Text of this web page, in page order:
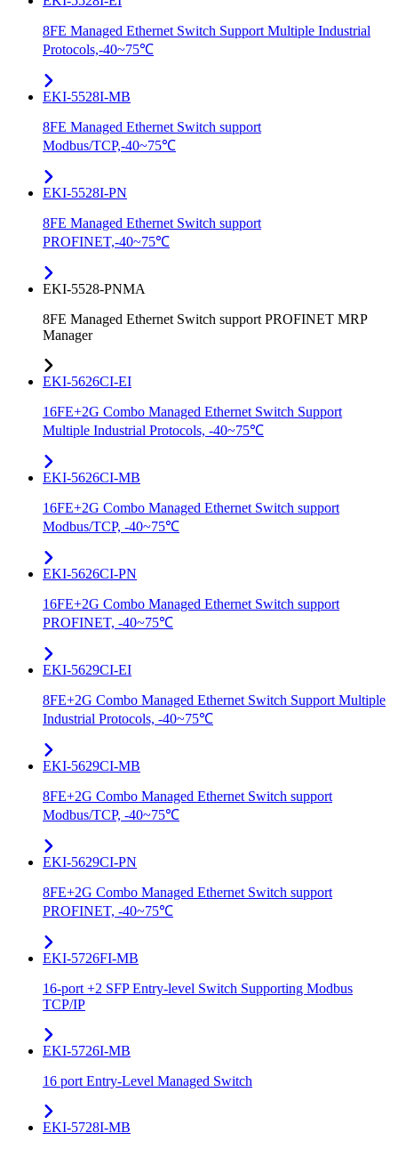
8FE Managed Ethernet Switch Support Multiple Industrial
Protocols,-40~75℃
EKI-5528I-MB
8FE Managed Ethernet Switch support
Modbus/TCP,-40~75℃
EKI-5528I-PN
8FE Managed Ethernet Switch support
PROFINET,-40~75℃
EKI-5528-PNMA
8FE Managed Ethernet Switch support PROFINET MRP
Manager
EKI-5626CI-EI
16FE+2G Combo Managed Ethernet Switch Support
Multiple Industrial Protocols, -40~75℃
EKI-5626CI-MB
16FE+2G Combo Managed Ethernet Switch support
Modbus/TCP, -40~75℃
EKI-5626CI-PN
16FE+2G Combo Managed Ethernet Switch support
PROFINET, -40~75℃
EKI-5629CI-EI
8FE+2G Combo Managed Ethernet Switch Support Multiple
Industrial Protocols, -40~75℃
EKI-5629CI-MB
8FE+2G Combo Managed Ethernet Switch support
Modbus/TCP, -40~75℃
EKI-5629CI-PN
8FE+2G Combo Managed Ethernet Switch support
PROFINET, -40~75℃
EKI-5726FI-MB
16-port +2 SFP Entry-level Switch Supporting Modbus
TCP/IP
EKI-5726I-MB
16 port Entry-Level Managed Switch
EKI-5728I-MB